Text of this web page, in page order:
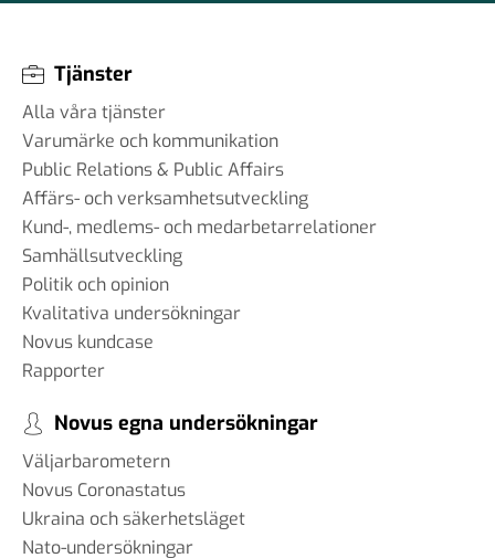
Tjänster
Alla våra tjänster
Varumärke och kommunikation
Public Relations & Public Affairs
Affärs- och verksamhetsutveckling
Kund-, medlems- och medarbetarrelationer
Samhällsutveckling
Politik och opinion
Kvalitativa undersökningar
Novus kundcase
Rapporter
Novus egna undersökningar
Väljarbarometern
Novus Coronastatus
Ukraina och säkerhetsläget
Nato-undersökningar